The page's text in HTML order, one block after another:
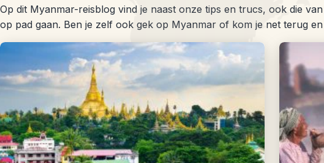
Op dit Myanmar-reisblog vind je naast onze tips en trucs, ook die
op pad gaan. Ben je zelf ook gek op Myanmar of kom je net terug